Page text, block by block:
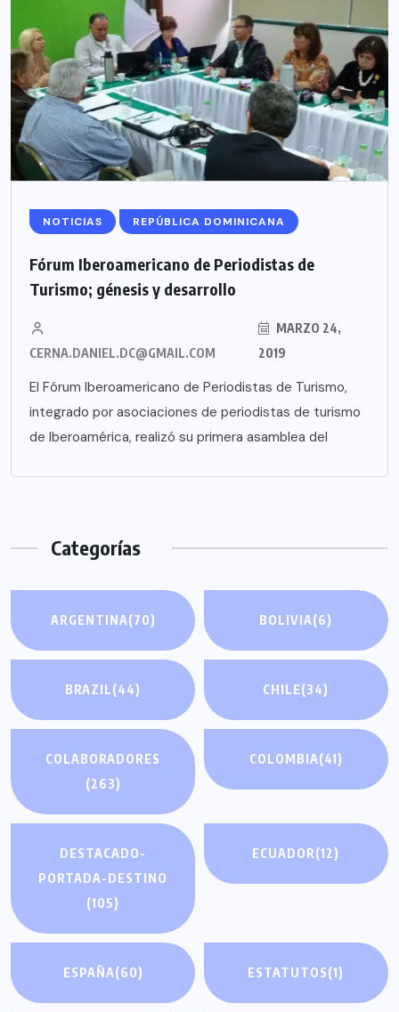
NOTICIAS REPÚBLICA DOMINICANA
Fórum Iberoamericano de Periodistas de
Turismo; génesis y desarrollo
CERNA.DANIEL.DC@GMAIL.COM
MARZO 24,
2019
El Fórum Iberoamericano de Periodistas de Turismo,
integrado por asociaciones de periodistas de turismo
de Iberoamérica, realizó su primera asamblea del
Categorías
ARGENTINA(70) BOLIVIA(6)
BRAZIL(44) CHILE(34)
COLABORADORES
(263)
COLOMBIA(41)
DESTACADO-
PORTADA-DESTINO
(105)
ECUADOR(12)
ESPAÑA(60) ESTATUTOS(1)